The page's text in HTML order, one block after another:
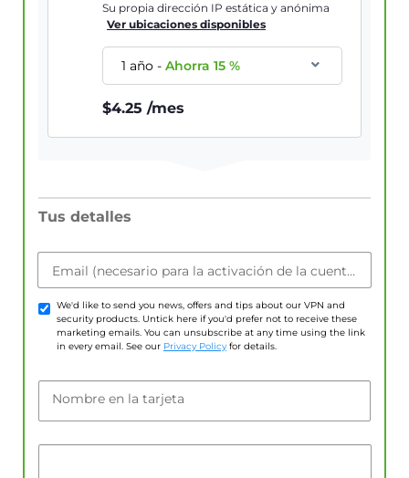
Su propia dirección IP estática y anónima
Ver ubicaciones disponibles
1 año-Ahorra15 %
$4.25 /mes
Tus detalles
Email (necesario para la activación de la cuenta)
We'd like to send you news, offers and tips about our VPN and
security products. Untick here if you'd prefer not to receive these
marketing emails. You can unsubscribe at any time using the link
in every email. See our Privacy Policy for details.
Nombre en la tarjeta